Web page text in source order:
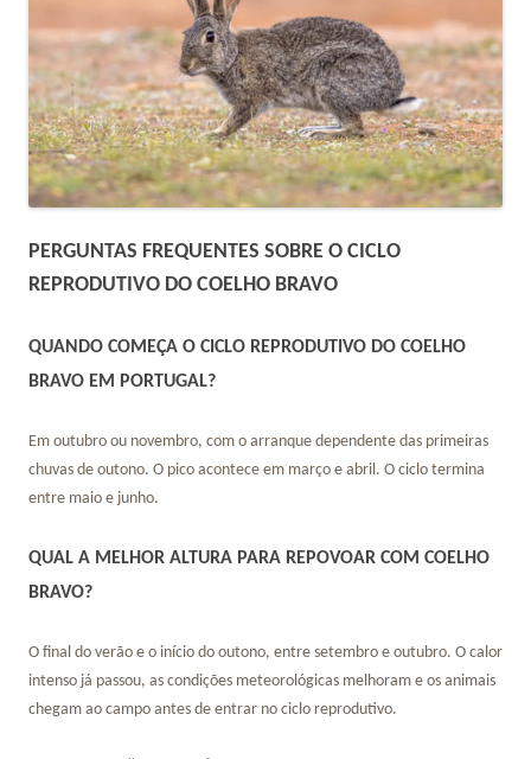
PERGUNTAS FREQUENTES SOBRE O CICLO
REPRODUTIVO DO COELHO BRAVO
QUANDO COMEÇA O CICLO REPRODUTIVO DO COELHO
BRAVO EM PORTUGAL?
Em outubro ou novembro, com o arranque dependente das primeiras
chuvas de outono. O pico acontece em março e abril. O ciclo termina
entre maio e junho.
QUAL A MELHOR ALTURA PARA REPOVOAR COM COELHO
BRAVO?
O final do verão e o início do outono, entre setembro e outubro. O calor
intenso já passou, as condições meteorológicas melhoram e os animais
chegam ao campo antes de entrar no ciclo reprodutivo.